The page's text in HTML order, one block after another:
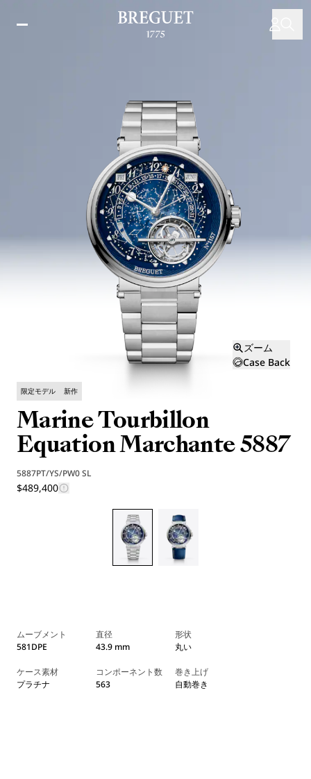
ズーム
Case Back
限定モデル 新作
Marine Tourbillon
Equation Marchante 5887
5887PT/YS/PW0 SL
$489,400
ムーブメント
581DPE
直径
43.9 mm
形状
丸い
ケース素材
プラチナ
コンポーネント数
563
巻き上げ
自動巻き